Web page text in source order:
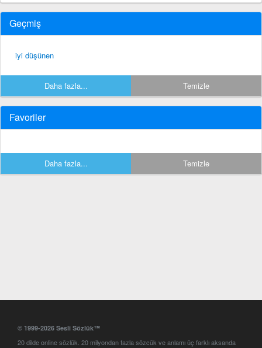
Geçmiş
iyi düşünen
Daha fazla... Temizle
Favoriler
Daha fazla... Temizle
© 1999-2026 Sesli Sözlük™
20 dilde online sözlük. 20 milyondan fazla sözcük ve anlamı üç farklı aksanda